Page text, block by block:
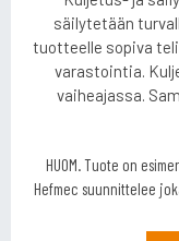
säilytetään
tuotteelle sopiva
varastointia.
vaiheajassa.
HUOM. Tuote on
Hefmec suunnittelee